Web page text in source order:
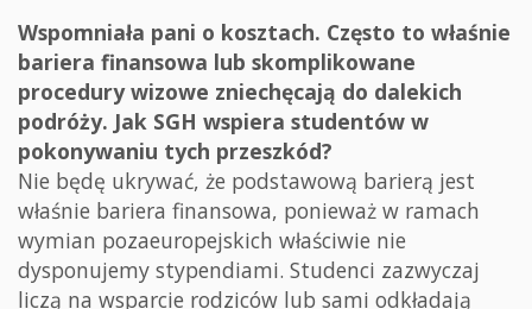
Wspomniała pani o kosztach. Często to właśnie
bariera finansowa lub skomplikowane
procedury wizowe zniechęcają do dalekich
podróży. Jak SGH wspiera studentów w
pokonywaniu tych przeszkód?
Nie będę ukrywać, że podstawową barierą jest
właśnie bariera finansowa, ponieważ w ramach
wymian pozaeuropejskich właściwie nie
dysponujemy stypendiami. Studenci zazwyczaj
liczą na wsparcie rodziców lub sami odkładają